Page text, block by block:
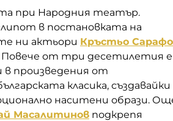
при Народния театър.
в постановката на
ни актьори Кръстьо
Повече от три десетилетия е
в произведения от
класика, създавайки
наситени образи.
Масалитинов подкрепя